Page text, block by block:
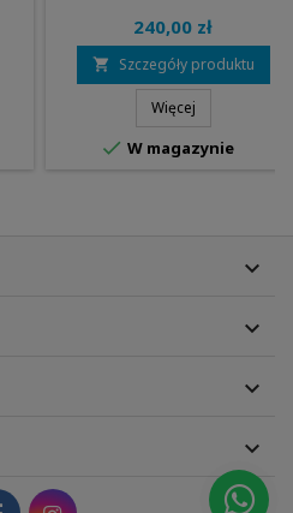
240,00 zł
 Szczegóły produktu
Więcej
 W magazynie



